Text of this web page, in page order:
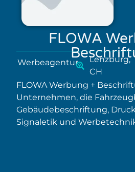
FLOWA
Werbeagentur
Lenzburg,
CH
FLOWA Werbung +
Unternehmen, die
Gebäudebeschriftung,
Signaletik und